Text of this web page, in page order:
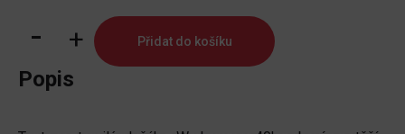
Plyšák
Warhammer
40000
Přidat do košíku
Popis